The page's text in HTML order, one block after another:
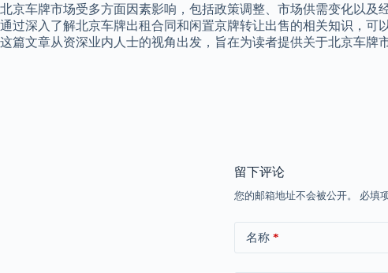
北京车牌市场受多方面因素影响，包括政策调整、市场供需变化以及
通过深入了解北京车牌出租合同和闲置京牌转让出售的相关知识，可
这篇文章从资深业内人士的视角出发，旨在为读者提供关于北京车牌
留下评论
您的邮箱地址不会被公开。 必填
名称 *